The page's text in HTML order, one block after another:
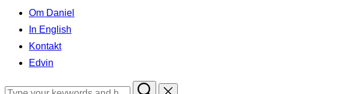
contentOm Daniel
In English
Kontakt
Edvin
Search